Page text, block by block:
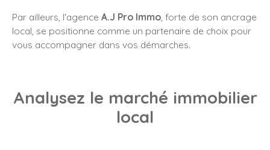
Par ailleurs, l'agence A.J Pro Immo , forte de son ancrage
local, se positionne comme un partenaire de choix pour
vous accompagner dans vos démarches.
Analysez le marché immobilier
local